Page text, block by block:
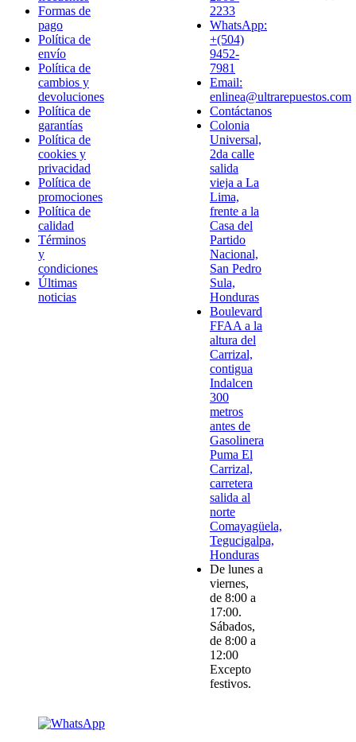
Formas de
pago
Política de
envío
Política de
cambios y
devoluciones
Política de
garantías
Política de
cookies y
privacidad
Política de
promociones
Política de
calidad
Términos
y
condiciones
Últimas
noticias
2233
WhatsApp:
+(504)
9452-
7981
Email:
enlinea@ultrarepuestos.com
Contáctanos
Colonia
Universal,
2da calle
salida
vieja a La
Lima,
frente a la
Casa del
Partido
Nacional,
San Pedro
Sula,
Honduras
Boulevard
FFAA a la
altura del
Carrizal,
contigua
Indalcen
300
metros
antes de
Gasolinera
Puma El
Carrizal,
carretera
salida al
norte
Comayagüela,
Tegucigalpa,
Honduras
De lunes a
viernes,
de 8:00 a
17:00.
Sábados,
de 8:00 a
12:00
Excepto
festivos.